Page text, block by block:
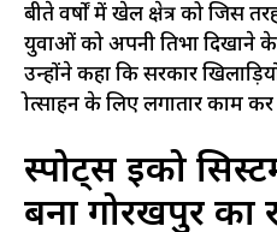
बीते वर्षों में खेल क्षेत्र को जिस
युवाओं को अपनी प्रतिभा
उन्होंने कहा कि सरकार
प्रोत्साहन के लिए लगातार काम कर
स्पोर्ट्स इको
बना गोरखपुर का